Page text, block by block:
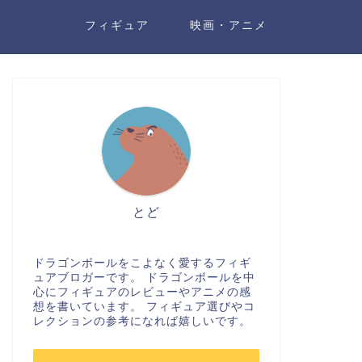
フィギュア 映画・アニメ
とど
ドラゴンボールをこよなく愛するフィギ
ュアブロガーです。 ドラゴンボールを中
心にフィギュアのレビューやアニメの感
想を書いています。 フィギュア選びやコ
レクションの参考になれば嬉しいです。